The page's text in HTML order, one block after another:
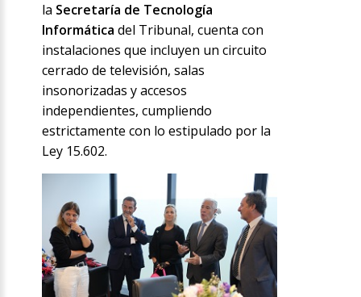
la Secretaría de Tecnología
Informática del Tribunal, cuenta con
instalaciones que incluyen un circuito
cerrado de televisión, salas
insonorizadas y accesos
independientes, cumpliendo
estrictamente con lo estipulado por la
Ley 15.602.